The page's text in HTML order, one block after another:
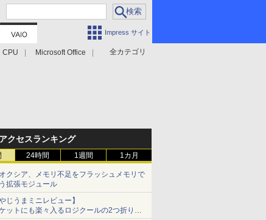
Impress サイト
全カテゴリ
CPU
Microsoft Office
アクセスランキング
24時間 1週間 1カ月
クシア、メモリ不足をフラッシュメモリで
拡張モジュール
やじうまミニレビュー】
ットにも楽々入るロジクールの2つ折りマ